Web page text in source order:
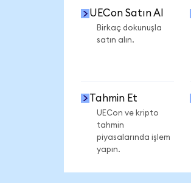
UECon Satın Al
Birkaç dokunuşla
satın alın.
Tahmin Et
UECon ve kripto
tahmin
piyasalarında işlem
yapın.